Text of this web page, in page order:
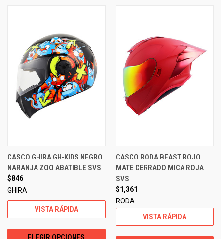
CASCO GHIRA GH-KIDS NEGRO
NARANJA ZOO ABATIBLE SVS
$846
GHIRA
VISTA RÁPIDA
ELEGIR OPCIONES
CASCO RODA BEAST ROJO
MATE CERRADO MICA ROJA
SVS
$1,361
RODA
VISTA RÁPIDA